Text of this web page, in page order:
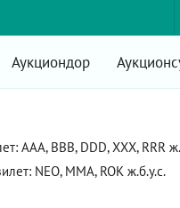
Аукциондор
AAA, ВВВ, DDD, XXX, RRR
NEO, ММА, ROK ж.б.у.с.